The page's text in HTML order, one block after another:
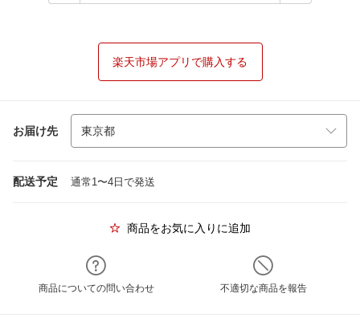
楽天市場アプリで購入する
お届け先
配送予定 通常1〜4日で発送
商品をお気に入りに追加
商品についての問い合わせ 不適切な商品を報告